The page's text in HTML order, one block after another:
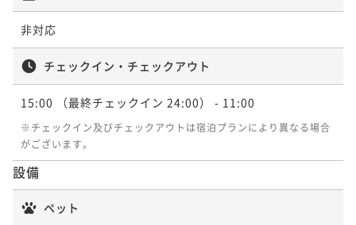
非対応
チェックイン・チェックアウト
15:00 （最終チェックイン 24:00） - 11:00
※チェックイン及びチェックアウトは宿泊プランにより異なる場合
がございます。
設備
ペット